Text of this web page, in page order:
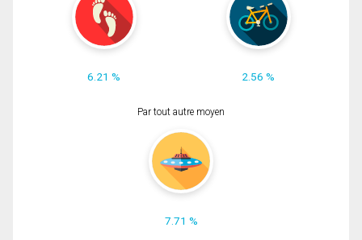
6.21 % 2.56 %
Par tout autre moyen
7.71 %